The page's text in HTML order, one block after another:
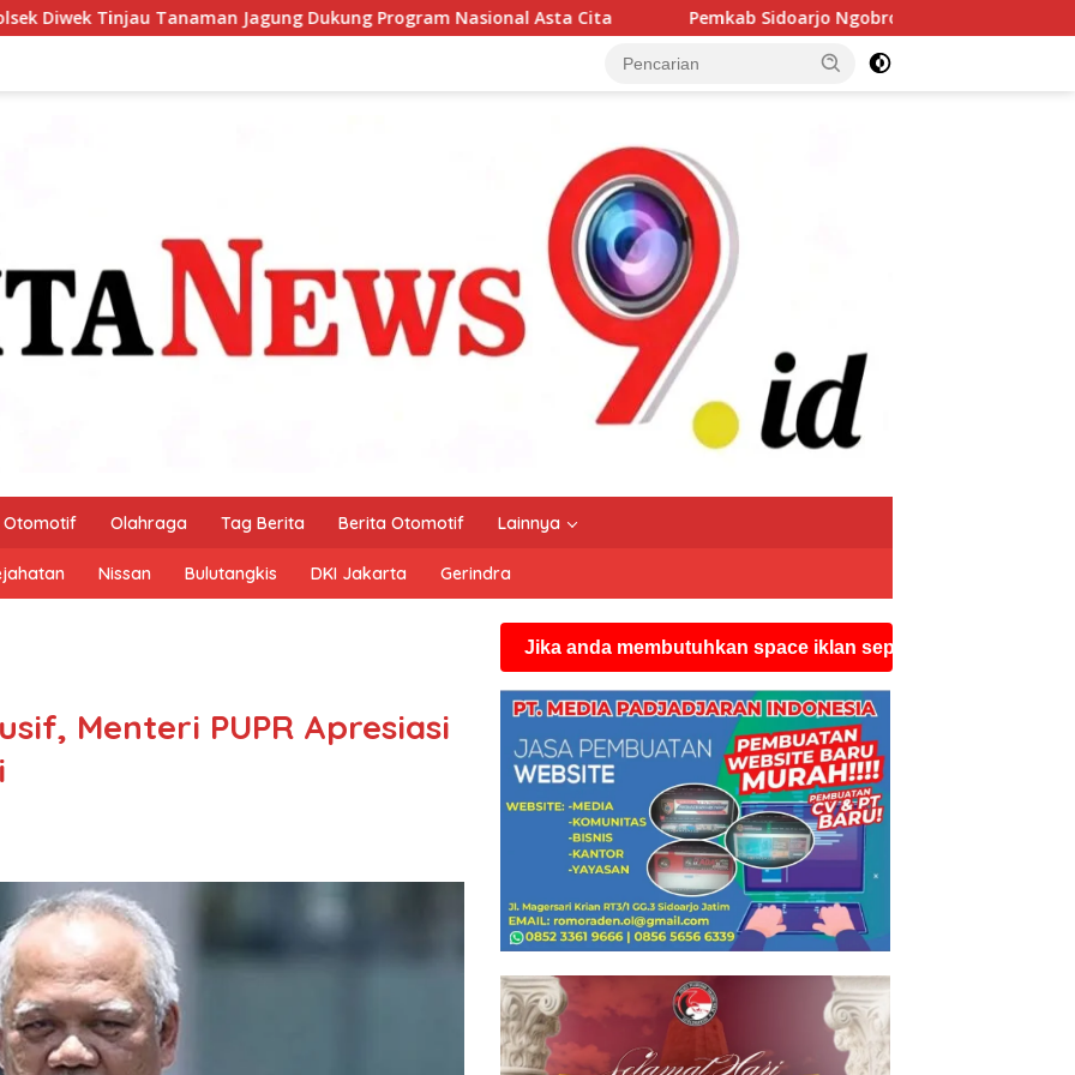
Dukung Program Nasional Asta Cita Pemkab Sidoarjo Ngobrol Pintar Bersama Kemendagri, Perkuat Otonomi
Otomotif Olahraga Tag Berita Berita Otomotif Lainnya
Nissan Bulutangkis DKI Jakarta Gerindra
Menteri PUPR Apresiasi
Jika anda membutuhkan space iklan seperti ini silahkan hubungi